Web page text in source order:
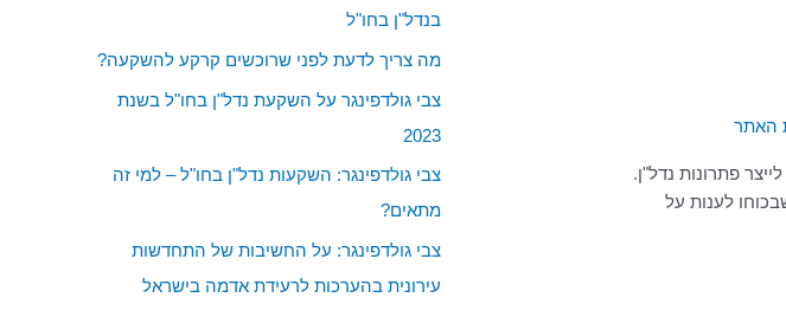
האתר
פתרונות נדל"ן.
בינוי שבכוחו לענות על
בנדל"ן בחו"ל
מה צריך לדעת לפני שרוכשים קרקע להשקעה?
צבי גולדפינגר על השקעת נדל"ן בחו"ל בשנת
2023
צבי גולדפינגר: השקעות נדל"ן בחו"ל – למי זה
מתאים?
צבי גולדפינגר: על החשיבות של התחדשות
עירונית בהערכות לרעידת אדמה בישראל